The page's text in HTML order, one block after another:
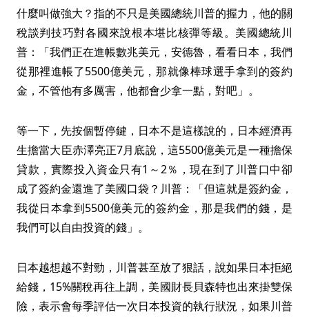
什麼叫做強大？指的不只是美國總統川普的握力，他的關
稅談判技巧對各國來說根本堪比核彈等級。美國總統川
普：「我們正在進帳數兆美元，安德魯，看看日本，我們
從那裡進帳了5500億美元，那就像棒球選手拿到的簽約
金，不管他有多厲害，他都會少拿一點，對吧」。
等一下，先按個暫停鍵，日本不是這樣說的，日本經濟再
生擔當大臣赤澤亮正7月底說，這5500億美元是一種擔保
貸款，實際投入資金只有1～2％，現在到了川普口中卻
成了簽約金還進了美國口袋？川普：「但這就是簽約金，
我從日本拿到5500億美元的簽約金，那是我們的錢，是
我們可以自由投資的錢」。
日本越想越不對勁，川普甚至放了狠話，說如果日本拒絕
給錢，15%關稅再往上調，美國財長貝森特也出來掛雙保
險，表示會每季評估一次日本投資的執行狀況，如果川普